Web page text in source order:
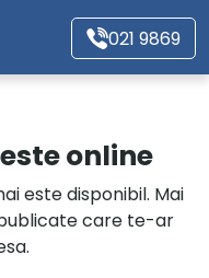
021 9869
online
este disponibil. Mai
care te-ar